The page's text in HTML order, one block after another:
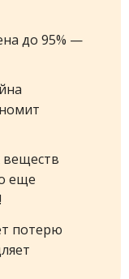
до 95% —
веществ
еще
потерю